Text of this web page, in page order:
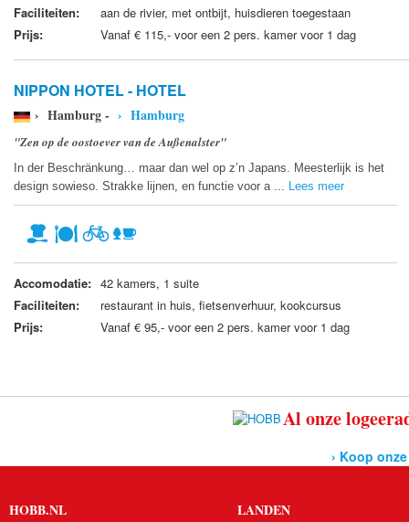
Faciliteiten:
aan de rivier, met ontbijt, huisdieren toegestaan
Prijs:
Vanaf € 115,- voor een 2 pers. kamer voor 1 dag
NIPPON HOTEL - HOTEL
› Hamburg - › Hamburg
"Zen op de oostoever van de Außenalster"
In der Beschränkung… maar dan wel op z’n Japans. Meesterlijk is het
design sowieso. Strakke lijnen, en functie voor a ... Lees meer
Accomodatie: 42 kamers, 1 suite
Faciliteiten:
restaurant in huis, fietsenverhuur, kookcursus
Prijs:
Vanaf € 95,- voor een 2 pers. kamer voor 1 dag
Al onze
› Koop
HOBB.NL LANDEN